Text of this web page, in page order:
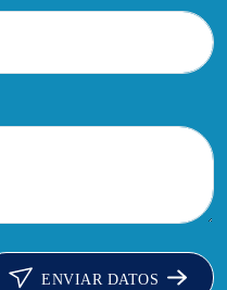
ENVIAR DATOS